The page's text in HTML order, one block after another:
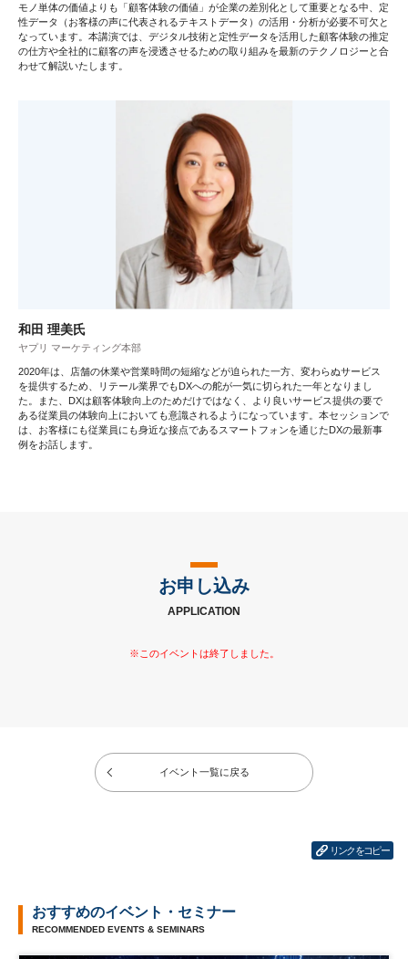
モノ単体の価値よりも「顧客体験の価値」が企業の差別化として重要となる中、定
性データ（お客様の声に代表されるテキストデータ）の活用・分析が必要不可欠と
なっています。本講演では、デジタル技術と定性データを活用した顧客体験の推定
の仕方や全社的に顧客の声を浸透させるための取り組みを最新のテクノロジーと合
わせて解説いたします。
和田 理美氏
ヤプリ マーケティング本部
2020年は、店舗の休業や営業時間の短縮などが迫られた一方、変わらぬサービス
を提供するため、リテール業界でもDXへの舵が一気に切られた一年となりまし
た。また、DXは顧客体験向上のためだけではなく、より良いサービス提供の要で
ある従業員の体験向上においても意識されるようになっています。本セッションで
は、お客様にも従業員にも身近な接点であるスマートフォンを通じたDXの最新事
例をお話します。
お申し込み
APPLICATION
イベント一覧に戻る
リンクをコピー
おすすめのイベント・セミナー
RECOMMENDED EVENTS & SEMINARS